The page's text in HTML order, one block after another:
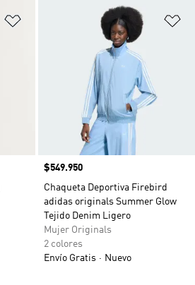
Añadir a la lista de deseos
Precio
$549.950
Chaqueta Deportiva Firebird
adidas originals Summer Glow
Tejido Denim Ligero
Mujer Originals
2 colores
Envío Gratis
Nuevo